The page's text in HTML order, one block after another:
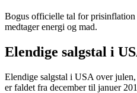
Bogus officielle tal for
medtager energi og mad.
Elendige salgstal i
Elendige salgstal i USA over
er faldet fra december til januer